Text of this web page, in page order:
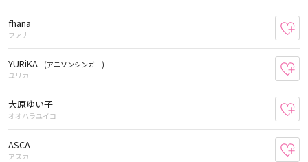
fhana
ファナ
YURiKA
(アニソンシンガー)
ユリカ
大原ゆい子
オオハラユイコ
ASCA
アスカ